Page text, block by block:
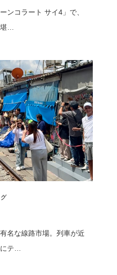
ンコラート サイ4」で、
…
名な線路市場。列車が近
テ…